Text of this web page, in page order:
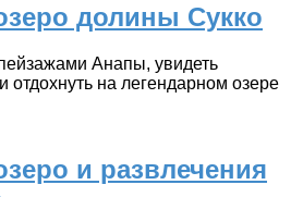
долины Сукко
Анапы, увидеть
на легендарном озере
и развлечения